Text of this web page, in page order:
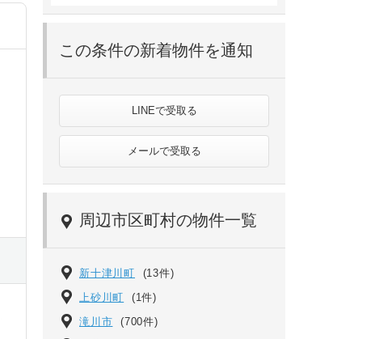
この条件の新着物件を通知
LINEで受取る
メールで受取る
周辺市区町村の物件一覧
新十津川町 (13件)
上砂川町 (1件)
滝川市 (700件)